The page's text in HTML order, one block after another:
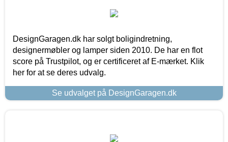
DesignGaragen.dk har solgt boligindretning,
designermøbler og lamper siden 2010. De har en flot
score på Trustpilot, og er certificeret af E-mærket. Klik
her for at se deres udvalg.
Se udvalget på DesignGaragen.dk